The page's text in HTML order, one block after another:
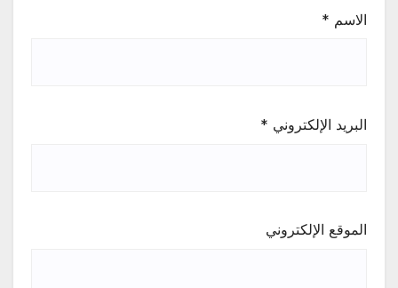
الاسم *
البريد الإلكتروني *
الموقع الإلكتروني